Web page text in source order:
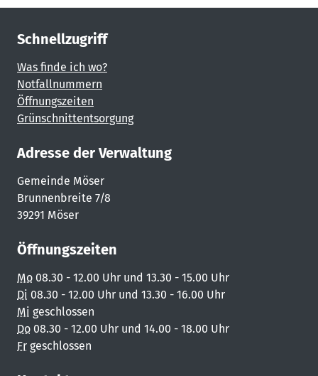
Schnellzugriff
Was finde ich wo?
Notfallnummern
Öffnungszeiten
Grünschnittentsorgung
Adresse der Verwaltung
Gemeinde Möser
Brunnenbreite 7/8
39291 Möser
Öffnungszeiten
Mo 08.30 - 12.00 Uhr und 13.30 - 15.00 Uhr
Di 08.30 - 12.00 Uhr und 13.30 - 16.00 Uhr
Mi geschlossen
Do 08.30 - 12.00 Uhr und 14.00 - 18.00 Uhr
Fr geschlossen